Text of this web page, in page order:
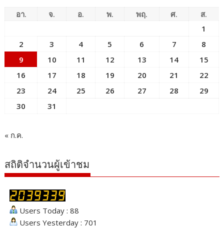
อา. จ. อ. พ. พฤ. ศ.
ส.
1
2
3 4 5 6 7
8
9
10 11 12 13 14
15
16
17 18 19 20 21
22
23
24 25 26 27 28
29
30
31
« ก.ค.
สถิติจำนวนผู้เข้าชม
Users Today : 88
Users Yesterday : 701